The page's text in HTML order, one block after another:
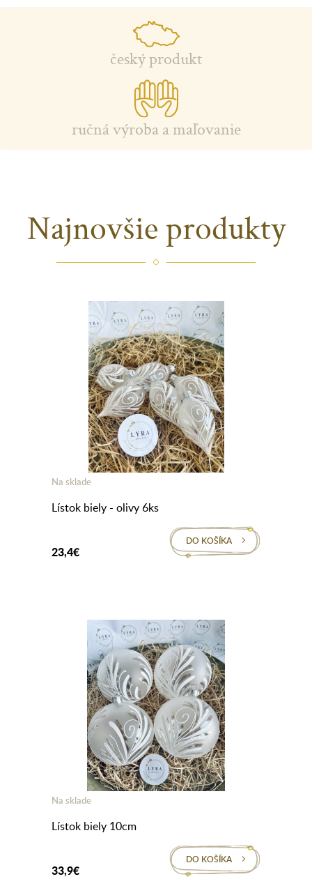
český produkt
ručná výroba a maľovanie
Najnovšie produkty
Na sklade
Lístok biely - olivy 6ks
23,4€
DO KOŠÍKA
Na sklade
Lístok biely 10cm
33,9€
DO KOŠÍKA